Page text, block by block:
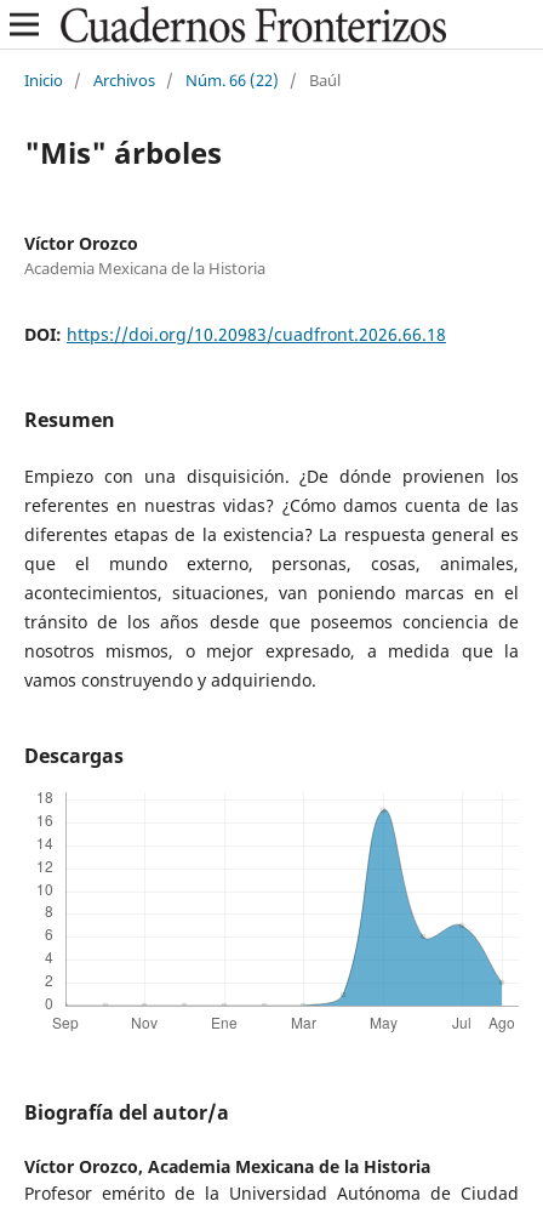
Inicio / Archivos / Núm. 66 (22) / Baúl
"Mis" árboles
Víctor Orozco
Academia Mexicana de la Historia
DOI: https://doi.org/10.20983/cuadfront.2026.66.18
Resumen
Empiezo con una disquisición. ¿De dónde provienen los
referentes en nuestras vidas? ¿Cómo damos cuenta de las
diferentes etapas de la existencia? La respuesta general es
que el mundo externo, personas, cosas, animales,
acontecimientos, situaciones, van poniendo marcas en el
tránsito de los años desde que poseemos conciencia de
nosotros mismos, o mejor expresado, a medida que la
vamos construyendo y adquiriendo.
Descargas
Biografía del autor/a
Víctor Orozco, Academia Mexicana de la Historia
Profesor emérito de la Universidad Autónoma de Ciudad